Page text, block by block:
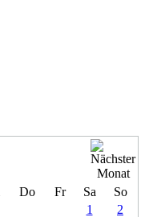
Do Fr Sa
So
1
2